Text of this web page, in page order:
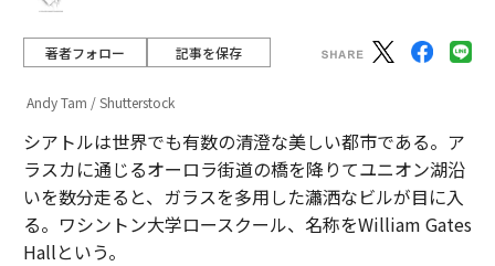
著者フォロー 記事を保存
Andy Tam / Shutterstock
シアトルは世界でも有数の清澄な美しい都市である。ア
ラスカに通じるオーロラ街道の橋を降りてユニオン湖沿
いを数分走ると、ガラスを多用した瀟洒なビルが目に入
る。ワシントン大学ロースクール、名称をWilliam Gates
Hallという。